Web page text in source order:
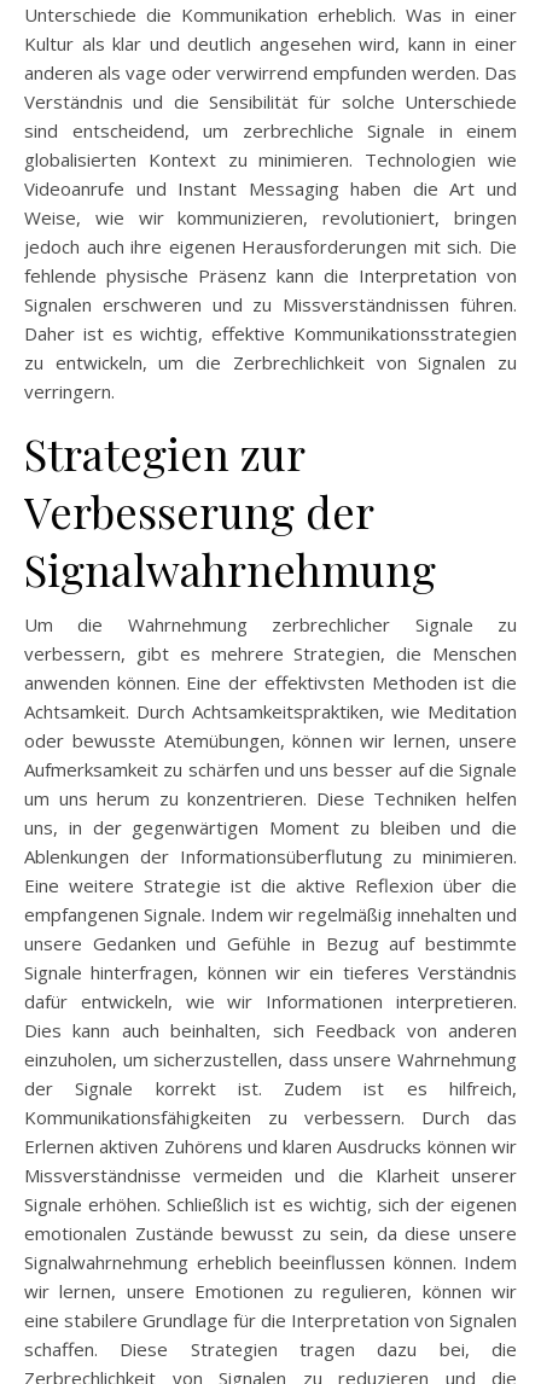
Unterschiede die Kommunikation erheblich. Was in einer
Kultur als klar und deutlich angesehen wird, kann in einer
anderen als vage oder verwirrend empfunden werden. Das
Verständnis und die Sensibilität für solche Unterschiede
sind entscheidend, um zerbrechliche Signale in einem
globalisierten Kontext zu minimieren. Technologien wie
Videoanrufe und Instant Messaging haben die Art und
Weise, wie wir kommunizieren, revolutioniert, bringen
jedoch auch ihre eigenen Herausforderungen mit sich. Die
fehlende physische Präsenz kann die Interpretation von
Signalen erschweren und zu Missverständnissen führen.
Daher ist es wichtig, effektive Kommunikationsstrategien
zu entwickeln, um die Zerbrechlichkeit von Signalen zu
verringern.
Strategien zur
Verbesserung der
Signalwahrnehmung
Um die Wahrnehmung zerbrechlicher Signale zu
verbessern, gibt es mehrere Strategien, die Menschen
anwenden können. Eine der effektivsten Methoden ist die
Achtsamkeit. Durch Achtsamkeitspraktiken, wie Meditation
oder bewusste Atemübungen, können wir lernen, unsere
Aufmerksamkeit zu schärfen und uns besser auf die Signale
um uns herum zu konzentrieren. Diese Techniken helfen
uns, in der gegenwärtigen Moment zu bleiben und die
Ablenkungen der Informationsüberflutung zu minimieren.
Eine weitere Strategie ist die aktive Reflexion über die
empfangenen Signale. Indem wir regelmäßig innehalten und
unsere Gedanken und Gefühle in Bezug auf bestimmte
Signale hinterfragen, können wir ein tieferes Verständnis
dafür entwickeln, wie wir Informationen interpretieren.
Dies kann auch beinhalten, sich Feedback von anderen
einzuholen, um sicherzustellen, dass unsere Wahrnehmung
der Signale korrekt ist. Zudem ist es hilfreich,
Kommunikationsfähigkeiten zu verbessern. Durch das
Erlernen aktiven Zuhörens und klaren Ausdrucks können wir
Missverständnisse vermeiden und die Klarheit unserer
Signale erhöhen. Schließlich ist es wichtig, sich der eigenen
emotionalen Zustände bewusst zu sein, da diese unsere
Signalwahrnehmung erheblich beeinflussen können. Indem
wir lernen, unsere Emotionen zu regulieren, können wir
eine stabilere Grundlage für die Interpretation von Signalen
schaffen. Diese Strategien tragen dazu bei, die
Zerbrechlichkeit von Signalen zu reduzieren und die